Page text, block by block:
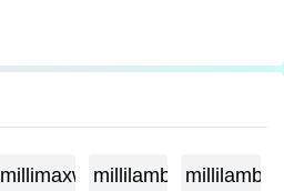
millimaxwellmillilambda